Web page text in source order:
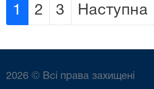
1 2 3 Наступна
2026 © Всі права захищені